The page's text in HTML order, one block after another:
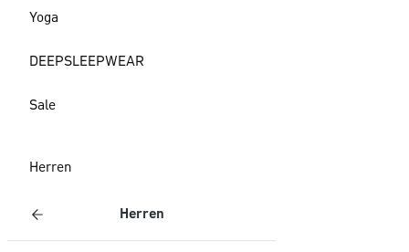
Yoga
DEEPSLEEPWEAR
Sale
Herren
Herren